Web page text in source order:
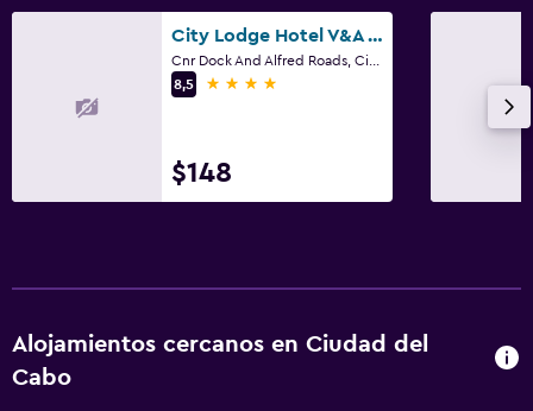
City Lodge Hotel V&A Waterfront
8,5
4 estrellas
$148
Alojamientos cercanos en Ciudad del
Cabo